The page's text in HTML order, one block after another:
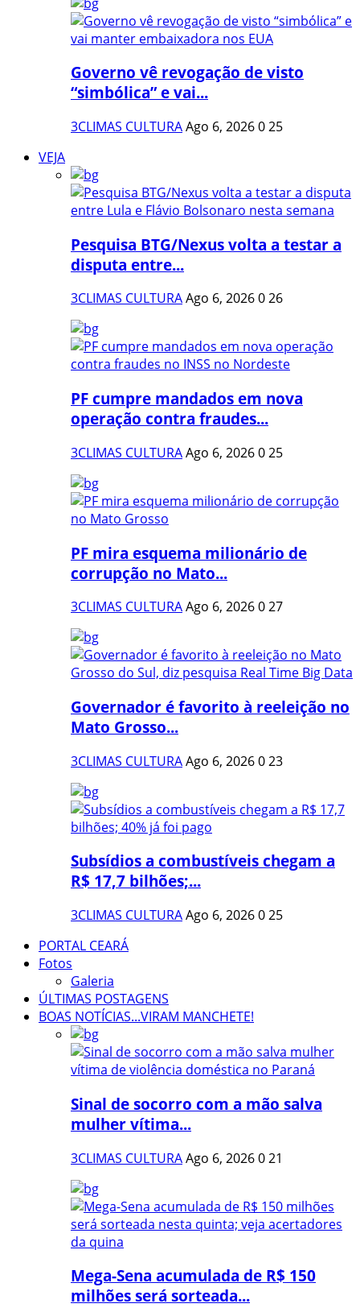
Governo vê revogação de visto
“simbólica” e vai...
3CLIMAS CULTURAAgo 6, 2026025
VEJA
Pesquisa BTG/Nexus volta a testar a
disputa entre...
3CLIMAS CULTURAAgo 6, 2026026
PF cumpre mandados em nova
operação contra fraudes...
3CLIMAS CULTURAAgo 6, 2026025
PF mira esquema milionário de
corrupção no Mato...
3CLIMAS CULTURAAgo 6, 2026027
Governador é favorito à reeleição no
Mato Grosso...
3CLIMAS CULTURAAgo 6, 2026023
Subsídios a combustíveis chegam a
R$ 17,7 bilhões;...
3CLIMAS CULTURAAgo 6, 2026025
PORTAL CEARÁ
Fotos
Galeria
ÚLTIMAS POSTAGENS
BOAS NOTÍCIAS...VIRAM MANCHETE!
Sinal de socorro com a mão salva
mulher vítima...
3CLIMAS CULTURAAgo 6, 2026021
Mega-Sena acumulada de R$ 150
milhões será sorteada...